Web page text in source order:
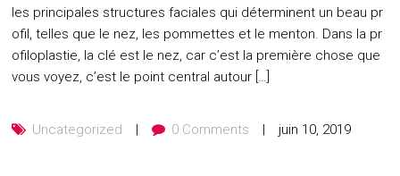
les principales structures faciales qui déterminent un beau pr
ofil, telles que le nez, les pommettes et le menton. Dans la pr
ofiloplastie, la clé est le nez, car c’est la première chose que
vous voyez, c’est le point central autour […]
Uncategorized 0 Comments juin 10, 2019